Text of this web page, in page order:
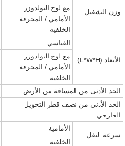
وزن التشغيل
مع لوح البولدوزر
الأمامي / المجرفة
الخلفية
الأبعاد (L*W*H)
القياسي
مع لوح البولدوزر
الأمامي / المجرفة
الخلفية
الحد الأدنى من المسافة بين الأرض
الحد الأدنى من نصف قطر التحويل
الخارجي
سرعة النقل
الأمامية
الخلفية